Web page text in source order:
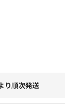
り順次発送